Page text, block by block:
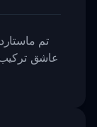
تم
عاشق